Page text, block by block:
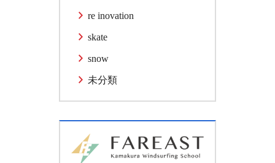
re inovation
skate
snow
未分類